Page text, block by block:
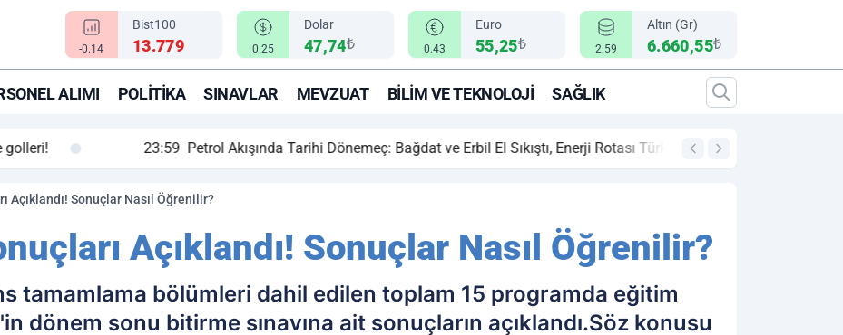
-0.14
Bist100
13.779 0.25
Dolar
47,74₺ 0.43
Euro
55,25₺ 2.59
Altın (Gr)
6.660,55₺
ALIMI POLITIKA SINAVLAR MEVZUAT BILIM VE TEKNOLOJI SAĞLIK
Tarihi Dönemeç: Bağdat ve Erbil El Sıkıştı, Enerji Rotası Türkiye! 00:12
Açıklandı! Sonuçlar Nasıl Öğrenilir?
Açıklandı! Sonuçlar Nasıl Öğrenilir?
tamamlama bölümleri dahil edilen toplam 15 programda eğitim
dönem sonu bitirme sınavına ait sonuçların açıklandı.Söz konusu